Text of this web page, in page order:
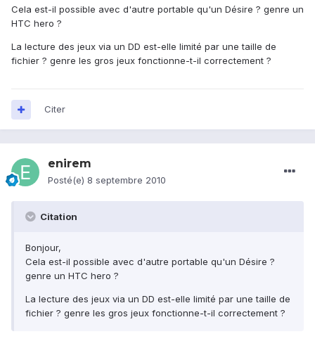
Cela est-il possible avec d'autre portable qu'un Désire ? genre un
HTC hero ?
La lecture des jeux via un DD est-elle limité par une taille de
fichier ? genre les gros jeux fonctionne-t-il correctement ?
Citer
enirem
Posté(e) 8 septembre 2010
Citation
Bonjour,
Cela est-il possible avec d'autre portable qu'un Désire ?
genre un HTC hero ?
La lecture des jeux via un DD est-elle limité par une taille de
fichier ? genre les gros jeux fonctionne-t-il correctement ?